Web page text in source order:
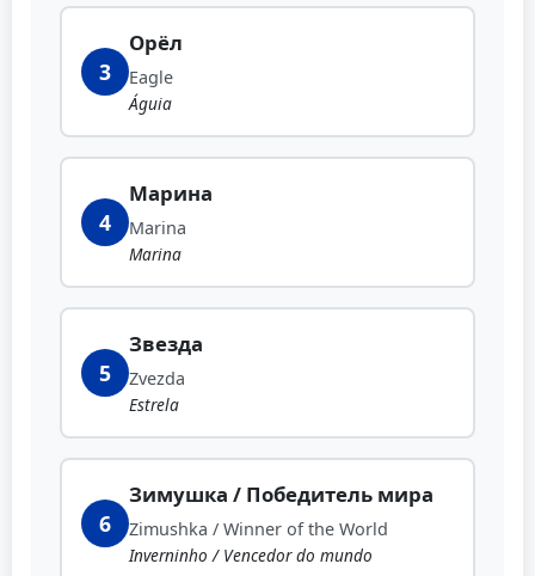
3
Орёл
Eagle
Águia
4
Марина
Marina
Marina
5
Звезда
Zvezda
Estrela
6
Зимушка / Победитель мира
Zimushka / Winner of the World
Inverninho / Vencedor do mundo